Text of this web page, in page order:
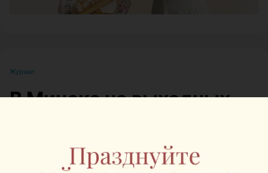
Журнал
В Минске на выходных
фестиваль для
любителей животных